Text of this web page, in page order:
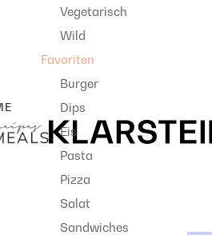
Vegetarisch
Wild
Favoriten
Burger
Dips
Eis
Pasta
Pizza
Salat
Sandwiches